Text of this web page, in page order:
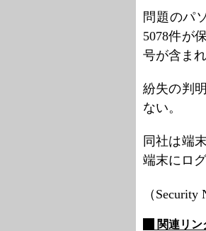
問題のパ
5078件が
号が含まれ
紛失の判
ない。
同社は端
端末にロ
（
関連リン